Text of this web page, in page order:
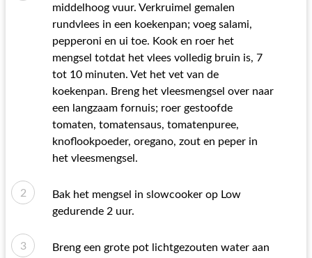
middelhoog vuur. Verkruimel gemalen
rundvlees in een koekenpan; voeg salami,
pepperoni en ui toe. Kook en roer het
mengsel totdat het vlees volledig bruin is, 7
tot 10 minuten. Vet het vet van de
koekenpan. Breng het vleesmengsel over naar
een langzaam fornuis; roer gestoofde
tomaten, tomatensaus, tomatenpuree,
knoflookpoeder, oregano, zout en peper in
het vleesmengsel.
Bak het mengsel in slowcooker op Low
gedurende 2 uur.
Breng een grote pot lichtgezouten water aan